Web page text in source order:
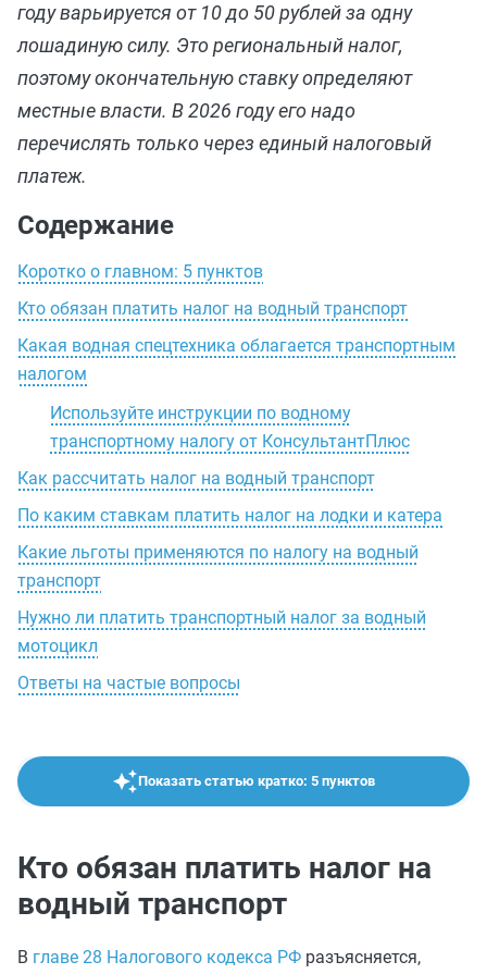
году варьируется от 10 до 50 рублей за одну
лошадиную силу. Это региональный налог,
поэтому окончательную ставку определяют
местные власти. В 2026 году его надо
перечислять только через единый налоговый
платеж.
Содержание
Коротко о главном: 5 пунктов
Кто обязан платить налог на водный транспорт
Какая водная спецтехника облагается транспортным
налогом
Используйте инструкции по водному
транспортному налогу от КонсультантПлюс
Как рассчитать налог на водный транспорт
По каким ставкам платить налог на лодки и катера
Какие льготы применяются по налогу на водный
транспорт
Нужно ли платить транспортный налог за водный
мотоцикл
Ответы на частые вопросы
Показать статью кратко: 5 пунктов
Кто обязан платить налог на
водный транспорт
В главе 28 Налогового кодекса РФ разъясняется,